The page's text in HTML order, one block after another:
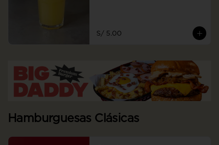
S/ 5.00
Hamburguesas Clásicas